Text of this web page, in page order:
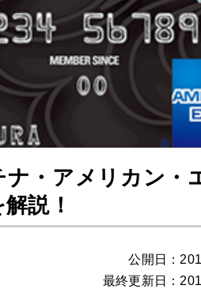
・アメリカン・
説！
公開日：
最終更新日：